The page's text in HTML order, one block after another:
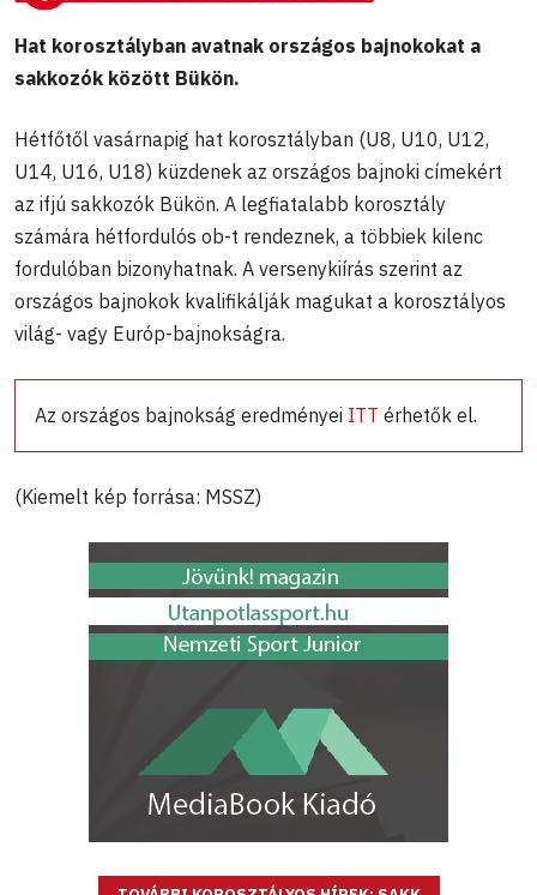
Hat korosztályban avatnak országos bajnokokat a
sakkozók között Bükön.
Hétfőtől vasárnapig hat korosztályban (U8, U10, U12,
U14, U16, U18) küzdenek az országos bajnoki címekért
az ifjú sakkozók Bükön. A legfiatalabb korosztály
számára hétfordulós ob-t rendeznek, a többiek kilenc
fordulóban bizonyhatnak. A versenykiírás szerint az
országos bajnokok kvalifikálják magukat a korosztályos
világ- vagy Európ-bajnokságra.
Az országos bajnokság eredményei ITT érhetők el.
(Kiemelt kép forrása: MSSZ)